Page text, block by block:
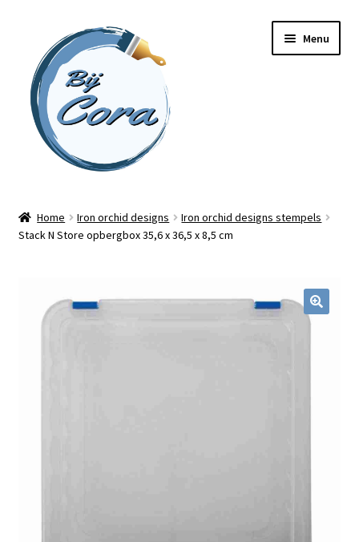
naar
navigatie
inhoud
Menu
Workshops
Shop
Home Iron orchid designs
Iron orchid designs stempels
Stack N Store opbergbox 35,6 x 36,5 x 8,5 cm